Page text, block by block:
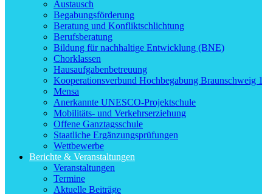
Austausch
Begabungsförderung
Beratung und Konfliktschlichtung
Berufsberatung
Bildung für nachhaltige Entwicklung (BNE)
Chorklassen
Hausaufgabenbetreuung
Kooperationsverbund Hochbegabung Braunschweig 1
Mensa
Anerkannte UNESCO-Projektschule
Mobilitäts- und Verkehrserziehung
Offene Ganztagsschule
Staatliche Ergänzungsprüfungen
Wettbewerbe
Berichte & Veranstaltungen
Veranstaltungen
Termine
Aktuelle Beiträge